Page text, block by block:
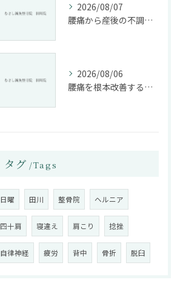
2026/08/07
腰痛から産後の不調まで整骨院で根本改善する方法
2026/08/06
腰痛を根本改善する整骨院の施術とアドバイスの重要性
タグ Tags
日曜 田川 整骨院 ヘルニア
四十肩 寝違え 肩こり 捻挫
自律神経 疲労 背中 骨折 脱臼